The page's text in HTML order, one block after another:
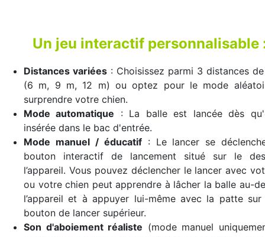
Un jeu interactif personnalisable
Distances variées : Choisissez parmi 3 distances
(6 m, 9 m, 12 m) ou optez pour le mode
surprendre votre chien.
Mode automatique : La balle est lancée dès
insérée dans le bac d'entrée.
Mode manuel / éducatif: Le lancer se
bouton interactif de lancement situé sur le
l’appareil. Vous pouvez déclencher le lancer avec
ou votre chien peut apprendre à lâcher la balle au-
l’appareil et à appuyer lui-même avec la patte
bouton de lancer supérieur.
Son d'aboiement réaliste (mode manuel